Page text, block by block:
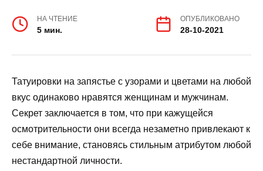
НА ЧТЕНИЕ
5 мин.
ОПУБЛИКОВАНО
28-10-2021
Татуировки на запястье с узорами и цветами на любой
вкус одинаково нравятся женщинам и мужчинам.
Секрет заключается в том, что при кажущейся
осмотрительности они всегда незаметно привлекают к
себе внимание, становясь стильным атрибутом любой
нестандартной личности.